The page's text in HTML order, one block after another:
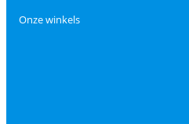
Onze winkels